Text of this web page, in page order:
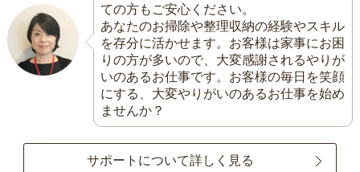
ての方もご安心ください。
あなたのお掃除や整理収納の経験やスキル
を存分に活かせます。お客様は家事にお困
りの方が多いので、大変感謝されるやりが
いのあるお仕事です。お客様の毎日を笑顔
にする、大変やりがいのあるお仕事を始め
ませんか？
サポートについて詳しく見る